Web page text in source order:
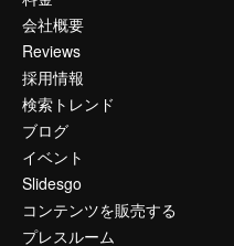
会社概要
Reviews
採用情報
検索トレンド
ブログ
イベント
Slidesgo
コンテンツを販売する
プレスルーム